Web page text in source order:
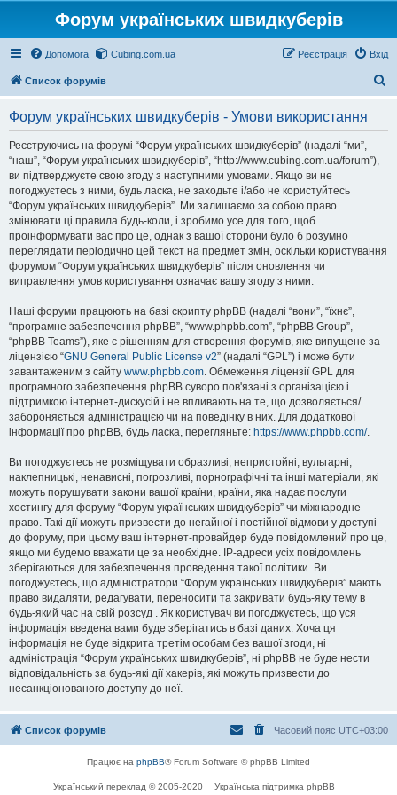
Форум українських швидкуберів
Допомога Cubing.com.ua Вхід
Реєстрація
Список форумів
Форум українських швидкуберів - Умови використання
Реєструючись на форумі “Форум українських швидкуберів” (надалі “ми”,
“наш”, “Форум українських швидкуберів”, “http://www.cubing.com.ua/forum”),
ви підтверджуєте свою згоду з наступними умовами. Якщо ви не
погоджуєтесь з ними, будь ласка, не заходьте і/або не користуйтесь
“Форум українських швидкуберів”. Ми залишаємо за собою право
змінювати ці правила будь-коли, і зробимо усе для того, щоб
проінформувати вас про це, однак з вашої сторони було б розумно
переглядати періодично цей текст на предмет змін, оскільки користування
форумом “Форум українських швидкуберів” після оновлення чи
виправлення умов користування означає вашу згоду з ними.
Наші форуми працюють на базі скрипту phpBB (надалі “вони”, “їхнє”,
“програмне забезпечення phpBB”, “www.phpbb.com”, “phpBB Group”,
“phpBB Teams”), яке є рішенням для створення форумів, яке випущене за
ліцензією “GNU General Public License v2” (надалі “GPL”) і може бути
завантаженим з сайту www.phpbb.com. Обмеження ліцензії GPL для
програмного забезпечення phpBB суворо пов'язані з організацією і
підтримкою інтернет-дискусій і не впливають на те, що дозволяється/
забороняється адміністрацією чи на поведінку в них. Для додаткової
інформації про phpBB, будь ласка, перегляньте: https://www.phpbb.com/.
Ви погоджуєтесь не розміщувати образливі, непристойні, вульгарні,
наклепницькі, ненависні, погрозливі, порнографічні та інші матеріали, які
можуть порушувати закони вашої країни, країни, яка надає послуги
хостингу для форуму “Форум українських швидкуберів” чи міжнародне
право. Такі дії можуть призвести до негайної і постійної відмови у доступі
до форуму, при цьому ваш інтернет-провайдер буде повідомлений про це,
якщо ми будемо вважати це за необхідне. IP-адреси усіх повідомлень
зберігаються для забезпечення проведення такої політики. Ви
погоджуєтесь, що адміністратори “Форум українських швидкуберів” мають
право видаляти, редагувати, переносити та закривати будь-яку тему в
будь-який час на свій розсуд . Як користувач ви погоджуєтесь, що уся
інформація введена вами буде зберігатись в базі даних. Хоча ця
інформація не буде відкрита третім особам без вашої згоди, ні
адміністрація “Форум українських швидкуберів”, ні phpBB не буде нести
відповідальність за будь-які дії хакерів, які можуть призвести до
несанкціонованого доступу до неї.
Список форумів Часовий пояс UTC+03:00
Працює на phpBB® Forum Software © phpBB Limited
Український переклад © 2005-2020 Українська підтримка phpBB